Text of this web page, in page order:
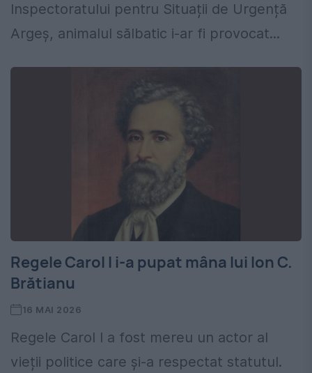
Inspectoratului pentru Situații de Urgență
Argeș, animalul sălbatic i-ar fi provocat...
Regele Carol I i-a pupat mâna lui Ion C.
Brătianu
16 MAI 2026
Regele Carol I a fost mereu un actor al
vieții politice care și-a respectat statutul.